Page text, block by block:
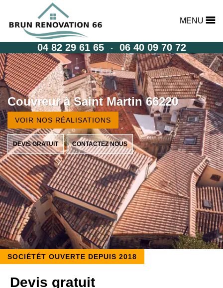
MENU
04 82 29 61 65 - 06 40 09 70 72
Couvreur à Saint Martin 66220
VOIR NOS RÉALISATIONS
DEVIS GRATUIT CONTACTEZ NOUS
SOCIÉTÉT OUVERTE DEPUIS 2018
Devis gratuit